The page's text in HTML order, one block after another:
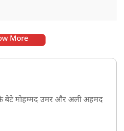
More
बेटे मोहम्मद उमर और अली अहमद